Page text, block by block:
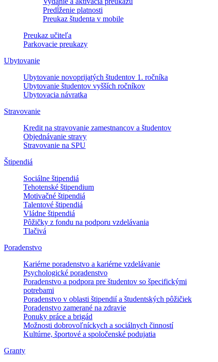
Predĺženie platnosti
Preukaz študenta v mobile
Preukaz učiteľa
Parkovacie preukazy
Ubytovanie
Ubytovanie novoprijatých študentov 1. ročníka
Ubytovanie študentov vyšších ročníkov
Ubytovacia návratka
Stravovanie
Kredit na stravovanie zamestnancov a študentov
Objednávanie stravy
Stravovanie na SPU
Štipendiá
Sociálne štipendiá
Tehotenské štipendium
Motivačné štipendiá
Talentové štipendiá
Vládne štipendiá
Pôžičky z fondu na podporu vzdelávania
Tlačivá
Poradenstvo
Kariérne poradenstvo a kariérne vzdelávanie
Psychologické poradenstvo
Poradenstvo a podpora pre študentov so špecifickými
potrebami
Poradenstvo v oblasti štipendií a študentských pôžičiek
Poradenstvo zamerané na zdravie
Ponuky práce a brigád
Možnosti dobrovoľníckych a sociálnych činností
Kultúrne, športové a spoločenské podujatia
Granty